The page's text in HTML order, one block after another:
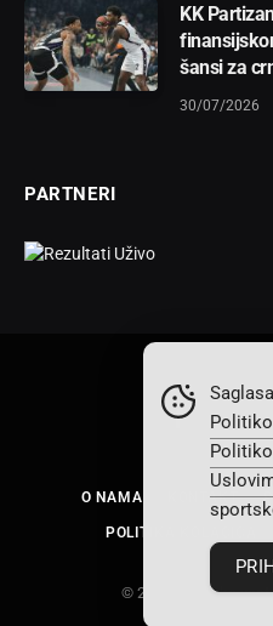
KK
šansi za
30/07/2026
PARTNERI
FacebookX
O NAMA KONTAKT
POLITIKA KOLAČIĆA
© 2026 Sportske